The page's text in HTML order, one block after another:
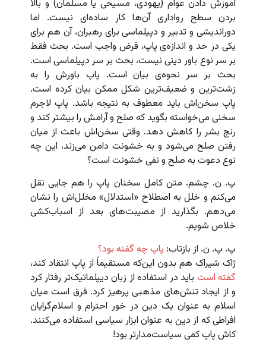
آموزش دادن عوام (یهودی، مسیحی یا مسلمان) و بالا
بردن سطح رواداری آن‌ها کار ساده‌ای نیست. اما
دوراندیشی و تدبیر و دپیلماسی برای رهبران، آن هم برای
یکی در حد و اندازه‌ی پاپ، فرض واجب است. بحث فقط
بر سر نوع باور دینی نیست، بحث بر سر دپیلماسی است.
بحث بر سر نحوه‌ی بیان است. پاپ باورش را به
زشت‌ترین و ضعیف‌ترین شکل ممکن بیان کرده است.
پاپ سخن‌اش باید معطوف به نتیجه باشد. پاپ لاجرم
سخنی می‌خواسته بگوید که صلح و آرامش را بیشتر کند و
رنج بشر را کاهش دهد. وقتی سخن‌اش باعث از میان
رفتن صلح می‌شود و به خشونت دامن می‌زند، این چه
نوع دعوت به صلح و نفی خشونت است؟
پ. ن. چشم. متن کامل سخنان پاپ را هم جایی نقل
می‌کنم و خلل به اصطلاح «استدلال» مخلل‌اش را نشان
می‌دهم. بگذارید از مصیبت‌های بعد از اسباب‌کشی
خلاص شویم.
پ. پ. ن. از بازتاب: پاپ چه گفته بود؟
ژاک شیراک هم بدون این‌که مستقیماً از پاپ انتقاد کند،
گفته است باید در استفاده از زبان دیپلماتیک‌تر رفتار کرد
و از ایجاد تنش‌های مذهبی پرهیز کرد. فرق است میان
اسلام به عنوان یک دین در خور احترام و اسلام‌گرایان
افراطی که از دین به عنوان ابزار سیاسی استفاده می‌کنند.
کاش پاپ کمی سیاست‌مدارتر بود!